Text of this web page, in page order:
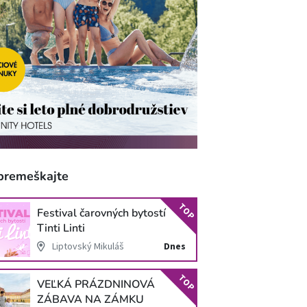
Festival čarovných bytostí
Tinti Linti
Liptovský Mikuláš Dnes
TOP
VEĽKÁ PRÁZDNINOVÁ
ZÁBAVA NA ZÁMKU
TOP